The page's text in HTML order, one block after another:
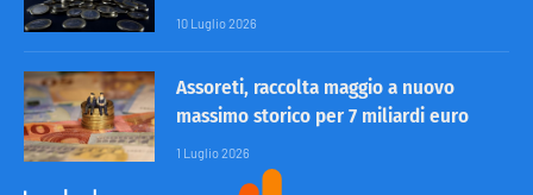
10 Luglio 2026
Assoreti, raccolta maggio a nuovo
massimo storico per 7 miliardi euro
1 Luglio 2026